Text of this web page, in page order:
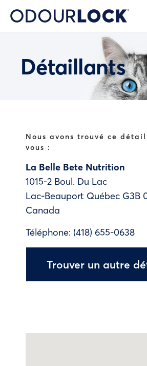
Détaillants
Nous avons trouvé ce
vous :
La Belle Bete Nutrition
1015-2 Boul. Du Lac
Lac-Beauport Québec G3B
Canada
Téléphone: (418) 655-0638
Trouver un autre